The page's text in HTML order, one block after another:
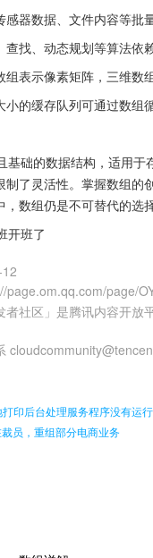
感器数据、文件内容等批
查找、动态规划等算法依
组表示像素矩阵，三维数
小的缓存队列可通过数组
基础的数据结构，适用
了灵活性。掌握数组的
数组仍是不可替代的选择
开班了
page.om.qq.com/page/
者社区」是腾讯内容开放
打印后台处理服务程序没有运
员，重组部分电商业务